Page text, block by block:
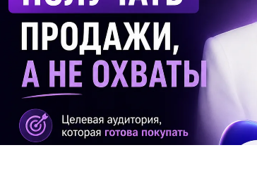
собралась быстро, а остальное время я её
«нет, верни первый», «а давай другой
С живым специалистоммы бы на этом
был бы прав. А Клод-код терпит и мои
передумала» в одиннадцать вечера.
Именно этого момента я ждала последние
Не очередного модного сервиса. А момента,
экономить время, а не просто удивлять